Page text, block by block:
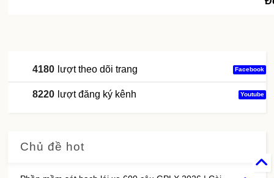
4180 lượt theo dõi trang Facebook
8220 lượt đăng ký kênh Youtube
Chủ đề hot